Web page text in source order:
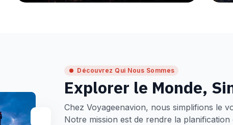
Découvrez Qui Nous Sommes
Explorer le Monde,
Chez Voyageenavion, nous simplifions le
Notre mission est de rendre la